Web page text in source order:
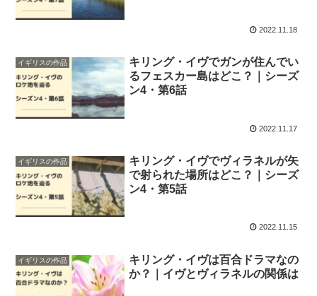
2022.11.18
イギリスの作品
キリング・イヴでガンが住んでい
るフェスカー島はどこ？｜シーズ
ン4・第6話
2022.11.17
イギリスの作品
キリング・イヴでヴィラネルが矢
で射られた場所はどこ？｜シーズ
ン4・第5話
2022.11.15
イギリスの作品
キリング・イヴは百合ドラマなの
か？｜イヴとヴィラネルの関係は